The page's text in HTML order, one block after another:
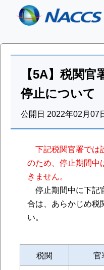
【5A】税関
停止について
公開日 2022年02月07
下記税関官署では
のため、停止期間
きません。
停止期間中に下記
合は、あらかじめ税
い。
税関 官